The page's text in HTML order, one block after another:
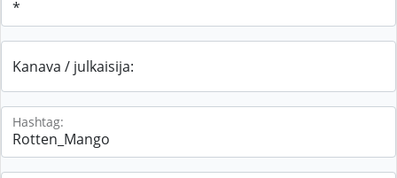
Kanava / julkaisija:
Hashtag: